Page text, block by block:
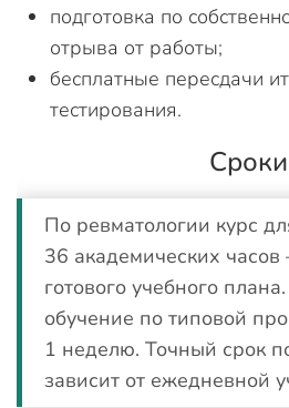
подготовка по
отрыва от работы;
бесплатные пересдачи
тестирования.
Сроки
По ревматологии курс
36 академических
готового учебного
обучение по типовой
1 неделю. Точный срок
зависит от ежедневной